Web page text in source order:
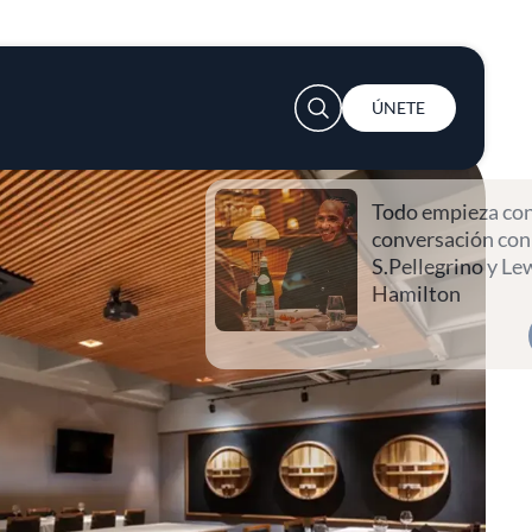
User account menu
ÚNETE
Todo empieza con una
conversación con
S.Pellegrino y Lewis
Hamilton